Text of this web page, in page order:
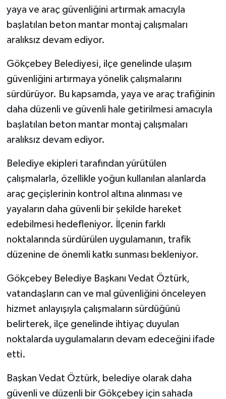
yaya ve araç güvenliğini artırmak amacıyla
başlatılan beton mantar montaj çalışmaları
aralıksız devam ediyor.
Gökçebey Belediyesi, ilçe genelinde ulaşım
güvenliğini artırmaya yönelik çalışmalarını
sürdürüyor. Bu kapsamda, yaya ve araç trafiğinin
daha düzenli ve güvenli hale getirilmesi amacıyla
başlatılan beton mantar montaj çalışmaları
aralıksız devam ediyor.
Belediye ekipleri tarafından yürütülen
çalışmalarla, özellikle yoğun kullanılan alanlarda
araç geçişlerinin kontrol altına alınması ve
yayaların daha güvenli bir şekilde hareket
edebilmesi hedefleniyor. İlçenin farklı
noktalarında sürdürülen uygulamanın, trafik
düzenine de önemli katkı sunması bekleniyor.
Gökçebey Belediye Başkanı Vedat Öztürk,
vatandaşların can ve mal güvenliğini önceleyen
hizmet anlayışıyla çalışmaların sürdüğünü
belirterek, ilçe genelinde ihtiyaç duyulan
noktalarda uygulamaların devam edeceğini ifade
etti.
Başkan Vedat Öztürk, belediye olarak daha
güvenli ve düzenli bir Gökçebey için sahada